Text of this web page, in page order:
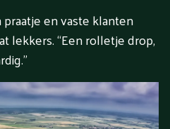
en vaste klanten
lekkers. “Een rolletje drop,